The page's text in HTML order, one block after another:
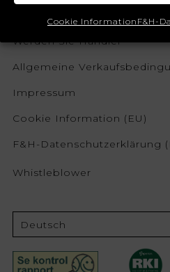
Cookie Information F&H-
Werden Sie Händler
Allgemeine
Impressum
Cookie Information (EU)
F&H-Datenschutzerklärung
Whistleblower
Deutsch